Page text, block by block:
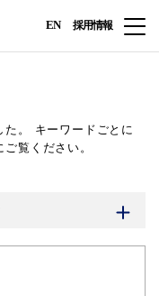
EN 採用情報
。
キーワードごとに
覧ください。